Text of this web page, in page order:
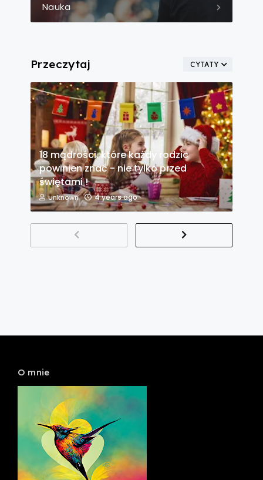
Nauka
CYTATY
Przeczytaj
18 mądrości, które każdy rodzic
powinien znać - nie tylko przed
świętami !
Unknown 4 years ago
O mnie